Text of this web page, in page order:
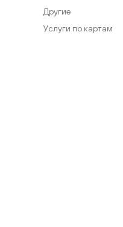
Другие
Услуги по картам